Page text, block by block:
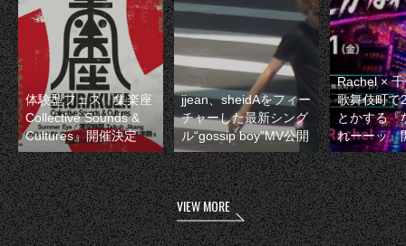
体験型フェス『集楽座
Collective Sounds &
Cultures』開催決定
jjean、sheidAをフィー
チャーした最新シング
ル“gossip boy”MV公開
Rachel ×
歌舞伎町で
とかする『
れーーッ』
VIEW MORE